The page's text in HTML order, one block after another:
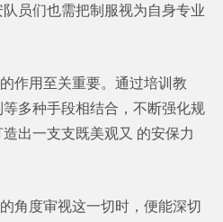
员们也需把制服视为自身专业
作用至关重要。通过培训教
多种手段相结合，不断强化规
出一支支既美观又 的安保力
角度审视这一切时，便能深切